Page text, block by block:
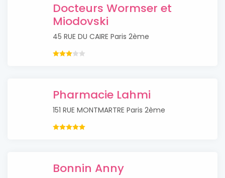
Docteurs Wormser et
Miodovski
45 RUE DU CAIRE Paris 2ème
Pharmacie Lahmi
151 RUE MONTMARTRE Paris 2ème
Bonnin Anny